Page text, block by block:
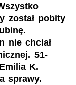
został pobity
nie chciał
51-
K.
sprawy.